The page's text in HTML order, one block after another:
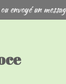
envoyé un